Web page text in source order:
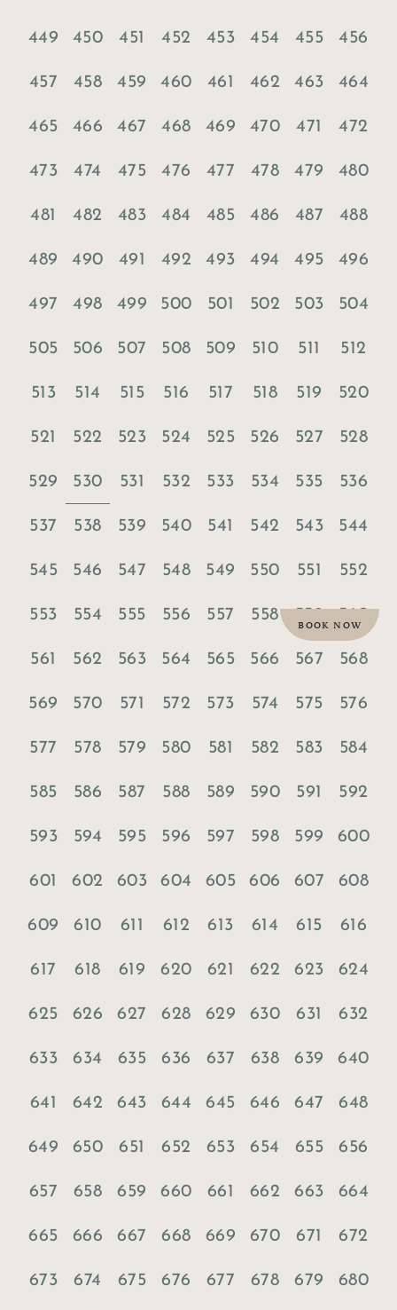
BOOK NOW
449 450 451 452 453 454 455 456
457 458 459 460 461 462 463 464
465 466 467 468 469 470 471 472
473 474 475 476 477 478 479 480
481 482 483 484 485 486 487 488
489 490 491 492 493 494 495 496
497 498 499 500 501 502 503 504
505 506 507 508 509 510 511 512
513 514 515 516 517 518 519 520
521 522 523 524 525 526 527 528
529 530 531 532 533 534 535 536
537 538 539 540 541 542 543 544
545 546 547 548 549 550 551 552
553 554 555 556 557 558
561 562 563 564 565 566 567 568
569 570 571 572 573 574 575 576
577 578 579 580 581 582 583 584
585 586 587 588 589 590 591 592
593 594 595 596 597 598 599 600
601 602 603 604 605 606 607 608
609 610 611 612 613 614 615 616
617 618 619 620 621 622 623 624
625 626 627 628 629 630 631 632
633 634 635 636 637 638 639 640
641 642 643 644 645 646 647 648
649 650 651 652 653 654 655 656
657 658 659 660 661 662 663 664
665 666 667 668 669 670 671 672
673 674 675 676 677 678 679 680